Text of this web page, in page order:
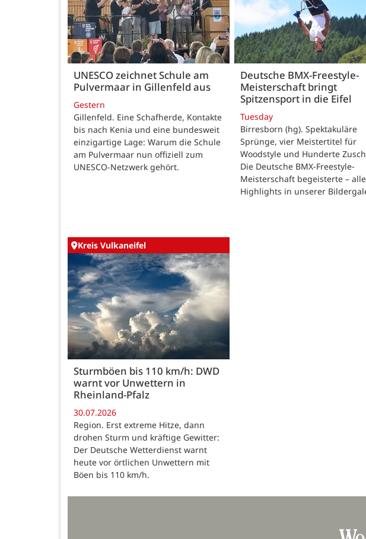
UNESCO zeichnet Schule am
Pulvermaar in Gillenfeld aus
Gestern
Gillenfeld. Eine Schafherde, Kontakte
bis nach Kenia und eine bundesweit
einzigartige Lage: Warum die Schule
am Pulvermaar nun offiziell zum
UNESCO-Netzwerk gehört.
Deutsche BMX-Freestyle-
Meisterschaft bringt
Spitzensport in die Eifel
Tuesday
Birresborn (hg). Spektakuläre
Sprünge, vier Meistertitel für
Woodstyle und Hunderte
Die Deutsche BMX-Freestyle-
Meisterschaft begeisterte – alle
Highlights in unserer
Kreis Vulkaneifel
Sturmböen bis 110 km/h: DWD
warnt vor Unwettern in
Rheinland-Pfalz
30.07.2026
Region. Erst extreme Hitze, dann
drohen Sturm und kräftige Gewitter:
Der Deutsche Wetterdienst warnt
heute vor örtlichen Unwettern mit
Böen bis 110 km/h.